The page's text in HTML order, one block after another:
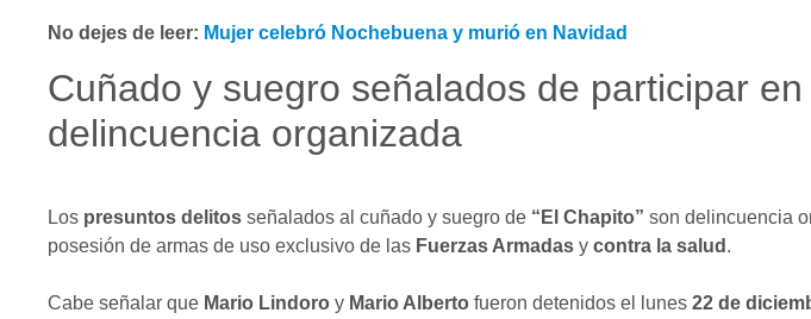
No dejes de leer: Mujer celebró Nochebuena y murió en Navidad
Cuñado y suegro señalados de participar en
delincuencia organizada
Los presuntos delitos señalados al cuñado y suegro de “El Chapito” son delincuencia
posesión de armas de uso exclusivo de las Fuerzas Armadas y contra la salud .
Cabe señalar que Mario Lindoro y Mario Alberto fueron detenidos el lunes 22 de